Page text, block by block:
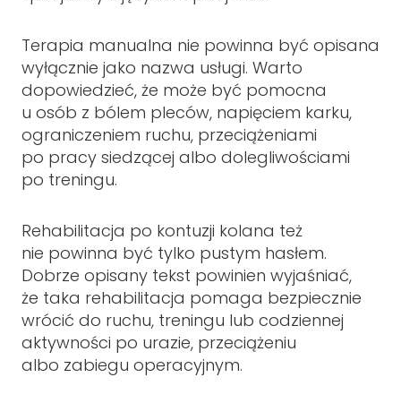
Terapia manualna nie powinna być opisana
wyłącznie jako nazwa usługi. Warto
dopowiedzieć, że może być pomocna
u osób z bólem pleców, napięciem karku,
ograniczeniem ruchu, przeciążeniami
po pracy siedzącej albo dolegliwościami
po treningu.
Rehabilitacja po kontuzji kolana też
nie powinna być tylko pustym hasłem.
Dobrze opisany tekst powinien wyjaśniać,
że taka rehabilitacja pomaga bezpiecznie
wrócić do ruchu, treningu lub codziennej
aktywności po urazie, przeciążeniu
albo zabiegu operacyjnym.